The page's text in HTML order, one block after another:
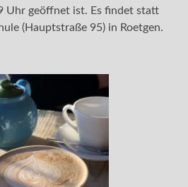
Uhr geöffnet ist. Es findet statt
(Hauptstraße 95) in Roetgen.